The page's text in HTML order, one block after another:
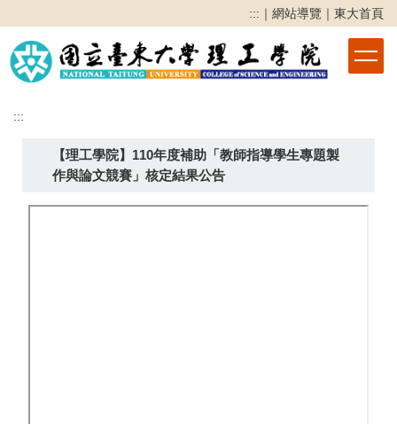
到
主
要
區
::: ｜ 網站導覽 ｜ 東大首頁
:::
【理工學院】110年度補助「教師指導學生專題製
作與論文競賽」核定結果公告